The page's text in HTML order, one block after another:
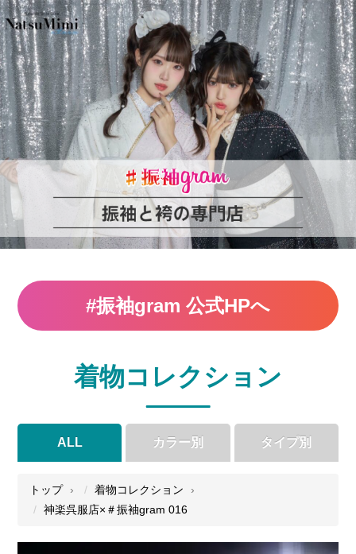
#振袖gram 公式HPへ
着物コレクション
ALL カラー別
● ● ●
タイプ別
トップ
着物コレクション
神楽呉服店×＃振袖gram 016